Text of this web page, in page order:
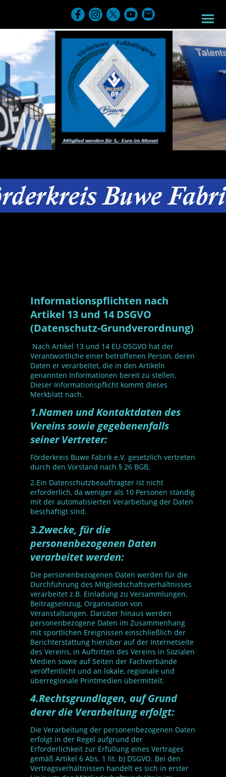
Informationspflichten nach
Artikel 13 und 14 DSGVO
(Datenschutz-Grundverordnung)
Nach Artikel 13 und 14 EU-DSGVO hat der
Verantwortliche einer betroffenen Person, deren
Daten er verarbeitet, die in den Artikeln
genannten Informationen bereit zu stellen.
Dieser Informationspflicht kommt dieses
Merkblatt nach.
1.Namen und Kontaktdaten des
Vereins sowie gegebenenfalls
seiner Vertreter:
Förderkreis Buwe Fabrik e.V. gesetzlich vertreten
durch den Vorstand nach § 26 BGB,
2.Ein Datenschutzbeauftragter ist nicht
erforderlich, da weniger als 10 Personen ständig
mit der automatisierten Verarbeitung der Daten
beschäftigt sind.
3.Zwecke, für die
personenbezogenen Daten
verarbeitet werden:
Die personenbezogenen Daten werden für die
Durchführung des Mitgliedschaftsverhältnisses
verarbeitet z.B. Einladung zu Versammlungen,
Beitragseinzug, Organisation von
Veranstaltungen. Darüber hinaus werden
personenbezogene Daten im Zusammenhang
mit sportlichen Ereignissen einschließlich der
Berichterstattung hierüber auf der Internetseite
des Vereins, in Auftritten des Vereins in Sozialen
Medien sowie auf Seiten der Fachverbände
veröffentlicht und an lokale, regionale und
überregionale Printmedien übermittelt.
4.Rechtsgrundlagen, auf Grund
derer die Verarbeitung erfolgt:
Die Verarbeitung der personenbezogenen Daten
erfolgt in der Regel aufgrund der
Erforderlichkeit zur Erfüllung eines Vertrages
gemäß Artikel 6 Abs. 1 lit. b) DSGVO. Bei den
Vertragsverhältnissen handelt es sich in erster